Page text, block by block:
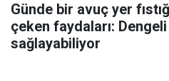
Günde bir avuç yer
çeken faydaları:
sağlayabiliyor